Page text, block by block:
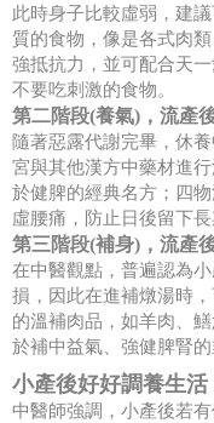
此時身子比較虛弱，建
質的食物，像是各式肉
強抵抗力，並可配合天
不要吃刺激的食物。
第二階段(養氣)，流產
隨著惡露代謝完畢，休
宮與其他漢方中藥材進
於健脾的經典名方；四
虛腰痛，防止日後留下長
第三階段(補身)，流產
在中醫觀點，普遍認為
損，因此在進補燉湯時
的溫補肉品，如羊肉、
於補中益氣、強健脾腎的
小產後好好調養生
中醫師強調，小產後若